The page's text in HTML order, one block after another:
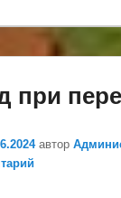
при
автор